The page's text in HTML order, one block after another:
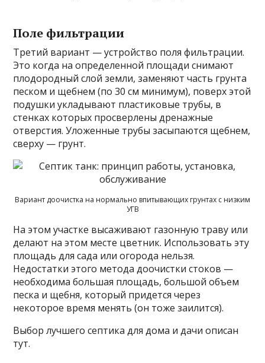
Поле фильтрации
Третий вариант — устройство поля фильтрации.
Это когда на определенной площади снимают
плодородный слой земли, заменяют часть грунта
песком и щебнем (по 30 см минимум), поверх этой
подушки укладывают пластиковые трубы, в
стенках которых просверлены дренажные
отверстия. Уложенные трубы засыпаются щебнем,
сверху — грунт.
Вариант доочистка на нормально впитывающих грунтах с низким
УГВ
На этом участке высаживают газонную траву или
делают на этом месте цветник. Использовать эту
площадь для сада или огорода нельзя.
Недостатки этого метода доочистки стоков —
необходима большая площадь, большой объем
песка и щебня, который придется через
некоторое время менять (он тоже заилится).
Выбор лучшего септика для дома и дачи описан
тут.